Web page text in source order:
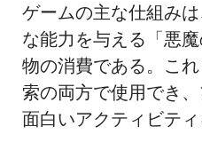
ゲームの主な仕組み
な能力を与える「悪
物の消費である。こ
索の両方で使用でき
面白いアクティビティ